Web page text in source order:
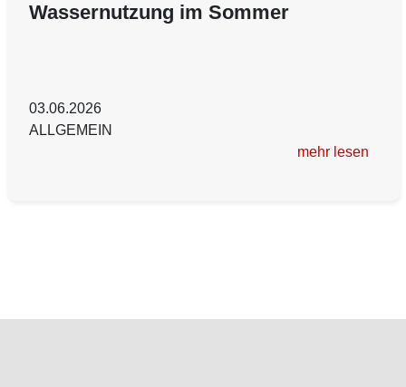
Wassernutzung im Sommer
03.06.2026
ALLGEMEIN
mehr lesen